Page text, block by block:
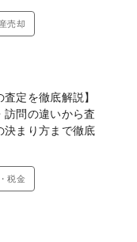
売却
査定を徹底解説】
訪問の違いから査
決まり方まで徹底
税金